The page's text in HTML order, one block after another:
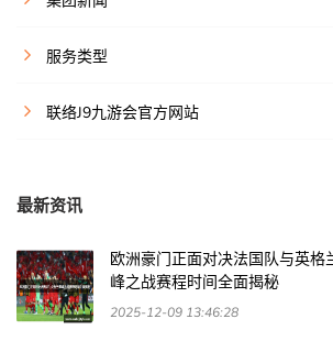
服务类型
联络J9九游会官方网站
最新资讯
欧洲豪门正面对决法国队与英格
峰之战赛程时间全面揭秘
2025-12-09 13:46:28